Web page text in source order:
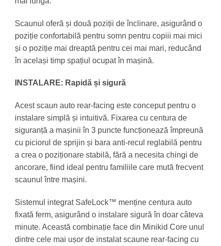
Scaunul oferă și două poziții de înclinare, asigurând o
poziție confortabilă pentru somn pentru copiii mai mici
și o poziție mai dreaptă pentru cei mai mari, reducând
în același timp spațiul ocupat în mașină.
INSTALARE: Rapidă și sigură
Acest scaun auto rear-facing este conceput pentru o
instalare simplă și intuitivă. Fixarea cu centura de
siguranță a mașinii în 3 puncte funcționează împreună
cu piciorul de sprijin și bara anti-recul reglabilă pentru
a crea o poziționare stabilă, fără a necesita chingi de
ancorare, fiind ideal pentru familiile care mută frecvent
scaunul între mașini.
Sistemul integrat SafeLock™ menține centura auto
fixată ferm, asigurând o instalare sigură în doar câteva
minute. Această combinație face din Minikid Core unul
dintre cele mai ușor de instalat scaune rear-facing cu